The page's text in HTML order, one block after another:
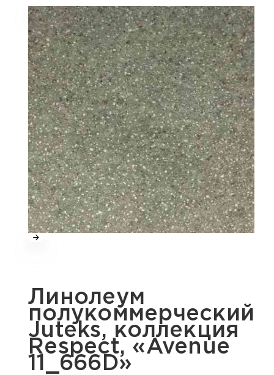
Линолеум
полукоммерческий
Juteks, коллекция
Respect, «Avenue
11_666D»